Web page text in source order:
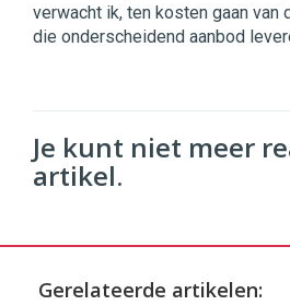
verwacht ik, ten kosten gaan van
die onderscheidend aanbod
Je kunt niet meer
artikel.
Gerelateerde artikelen: